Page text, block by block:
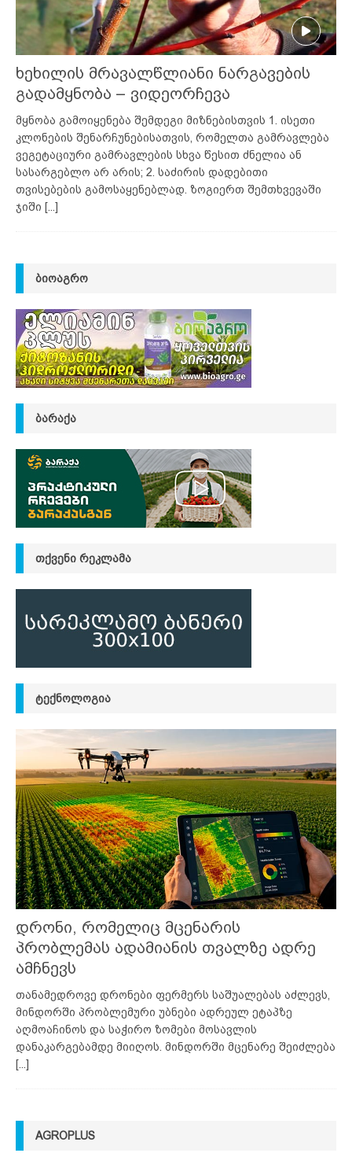
ხეხილის მრავალწლიანი ნარგავების
გადამყნობა – ვიდეორჩევა
მყნობა გამოიყენება შემდეგი მიზნებისთვის 1. ისეთი
კლონების შენარჩუნებისათვის, რომელთა გამრავლება
ვეგეტაციური გამრავლების სხვა წესით ძნელია ან
სასარგებლო არ არის; 2. საძირის დადებითი
თვისებების გამოსაყენებლად. ზოგიერთ შემთხვევაში
ჯიში [...]
ᲑᲘᲝᲐᲒᲠᲝ
ᲑᲐᲠᲐᲥᲐ
ᲗᲥᲕᲔᲜᲘ ᲠᲔᲙᲚᲐᲛᲐ
ᲢᲔᲥᲜᲝᲚᲝᲒᲘᲐ
დრონი, რომელიც მცენარის
პრობლემას ადამიანის თვალზე ადრე
ამჩნევს
თანამედროვე დრონები ფერმერს საშუალებას აძლევს,
მინდორში პრობლემური უბნები ადრეულ ეტაპზე
აღმოაჩინოს და საჭირო ზომები მოსავლის
დანაკარგებამდე მიიღოს. მინდორში მცენარე შეიძლება
[...]
AGROPLUS